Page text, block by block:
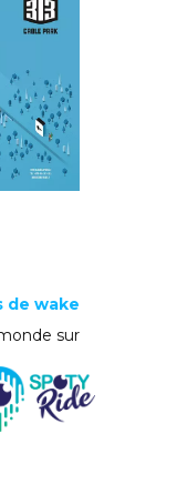
de wake
sur